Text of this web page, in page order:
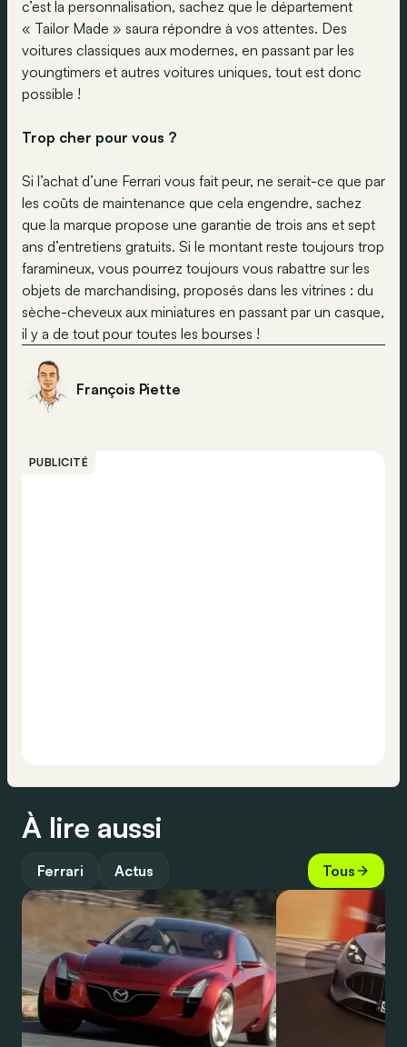
c’est la personnalisation, sachez que le département
« Tailor Made » saura répondre à vos attentes. Des
voitures classiques aux modernes, en passant par les
youngtimers et autres voitures uniques, tout est donc
possible !
Trop cher pour vous ?
Si l’achat d’une Ferrari vous fait peur, ne serait-ce que par
les coûts de maintenance que cela engendre, sachez
que la marque propose une garantie de trois ans et sept
ans d’entretiens gratuits. Si le montant reste toujours trop
faramineux, vous pourrez toujours vous rabattre sur les
objets de marchandising, proposés dans les vitrines : du
sèche-cheveux aux miniatures en passant par un casque,
il y a de tout pour toutes les bourses !
François Piette
PUBLICITÉ
À lire aussi
Ferrari Actus Tous